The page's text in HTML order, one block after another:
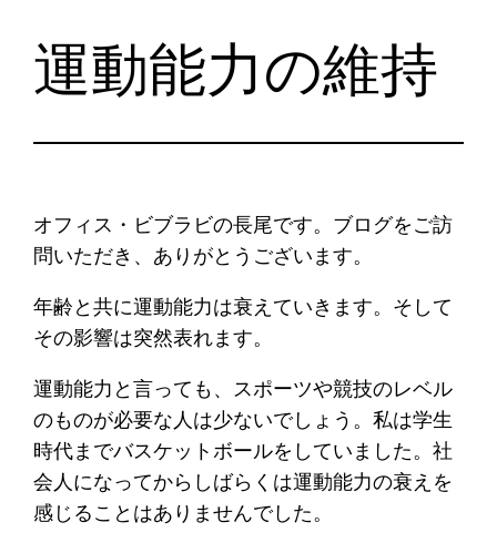
運動能力の維持
オフィス・ビブラビの長尾です。ブログをご訪
問いただき、ありがとうございます。
年齢と共に運動能力は衰えていきます。そして
その影響は突然表れます。
運動能力と言っても、スポーツや競技のレベル
のものが必要な人は少ないでしょう。私は学生
時代までバスケットボールをしていました。社
会人になってからしばらくは運動能力の衰えを
感じることはありませんでした。